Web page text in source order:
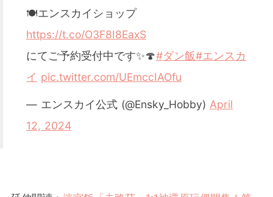
🍽️エンスカイショップ
https://t.co/O3F8I8EaxS
にてご予約受付中です✨🍄#ダン飯#エンスカ
イ pic.twitter.com/UEmccIAOfu
— エンスカイ公式 (@Ensky_Hobby) April
12, 2024